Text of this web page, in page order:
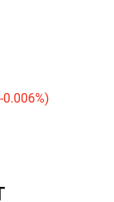
-0.006%)